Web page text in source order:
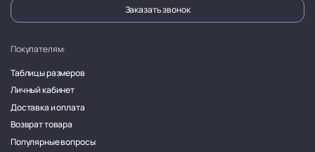
Заказать звонок
Покупателям:
Таблицы размеров
Личный кабинет
Доставка и оплата
Возврат товара
Популярные вопросы